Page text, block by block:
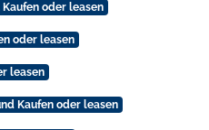
oder leasen
oder leasen
leasen
Kaufen oder leasen